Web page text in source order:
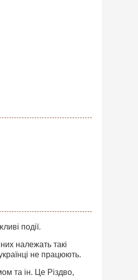
події.
належать такі
не працюють.
та ін. Це Різдво,